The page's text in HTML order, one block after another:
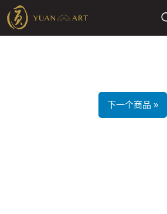
下一个商品 »